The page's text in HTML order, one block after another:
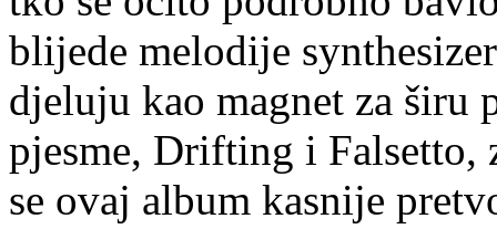
blijede melodije
djeluju kao magnet za
pjesme, Drifting i Falsetto,
se ovaj album kasnije